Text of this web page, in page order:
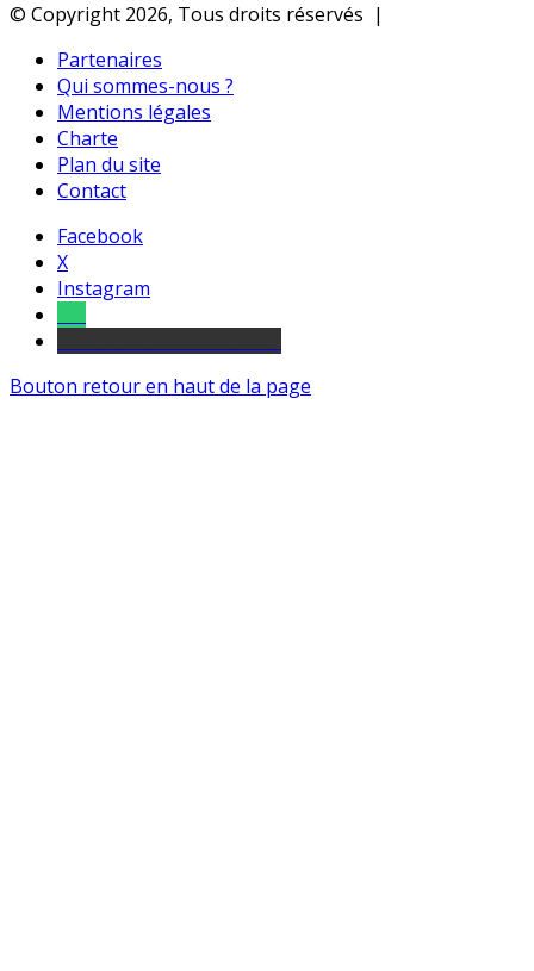
© Copyright 2026, Tous droits réservés |
Partenaires
Qui sommes-nous ?
Mentions légales
Charte
Plan du site
Contact
Facebook
X
Instagram
Bouton retour en haut de la page